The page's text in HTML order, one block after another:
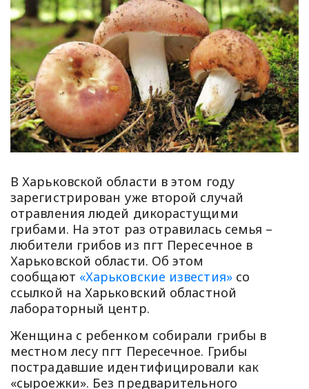
В Харьковской области в этом году
зарегистрирован уже второй случай
отравления людей дикорастущими
грибами. На этот раз отравилась семья –
любители грибов из пгт Пересечное в
Харьковской области. Об этом
сообщают «Харьковские известия»со
ссылкой на Харьковский областной
лабораторный центр.
Женщина с ребенком собирали грибы в
местном лесу пгт Пересечное. Грибы
пострадавшие идентифицировали как
«сыроежки». Без предварительного